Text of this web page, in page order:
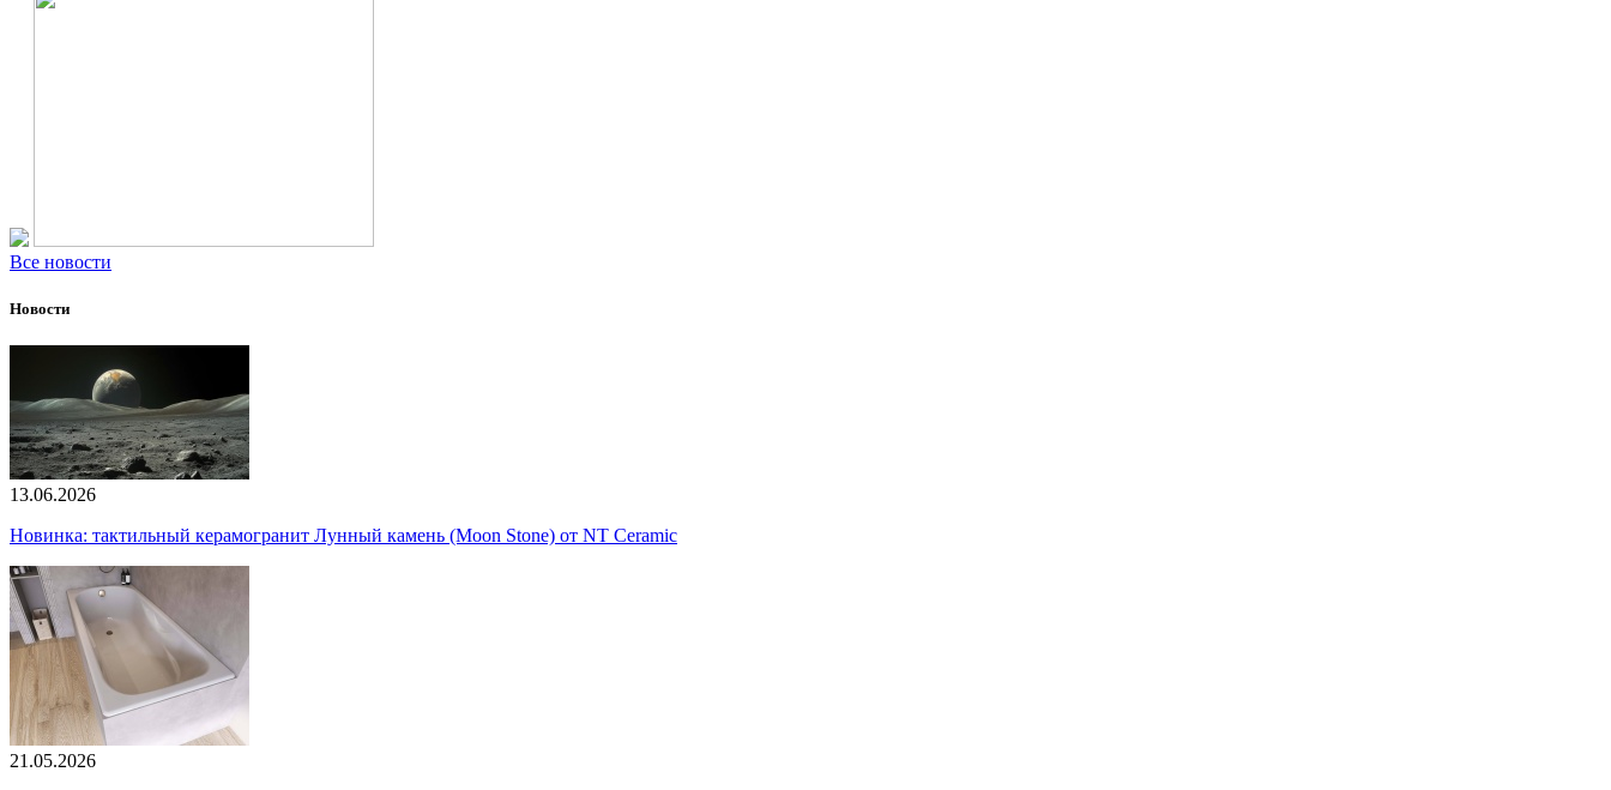
Все новости
Новости
13.06.2026
Новинка: тактильный керамогранит Лунный камень (Moon Stone) от NT Ceramic
21.05.2026